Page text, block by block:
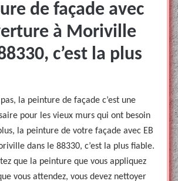
de façade avec
à Moriville
c’est la plus
la peinture de façade c’est une
pour les vieux murs qui ont besoin
la peinture de votre façade avec EB
dans le 88330, c’est la plus fiable.
que la peinture que vous appliquez
vous attendez, vous devez nettoyer